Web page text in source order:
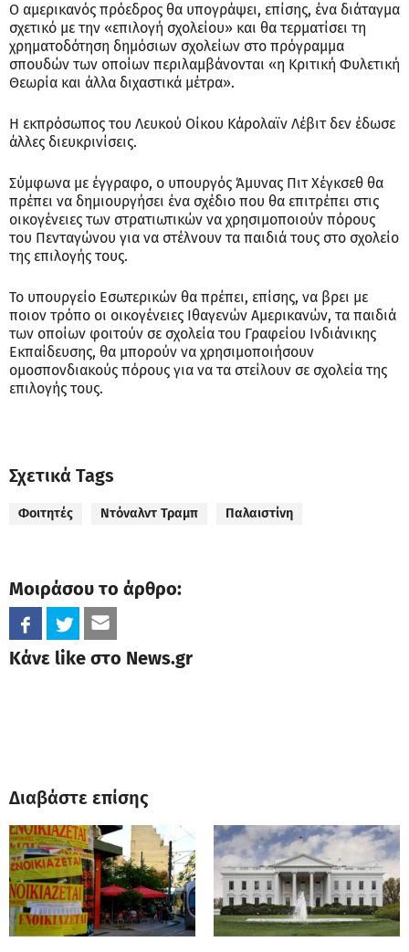
Ο αμερικανός πρόεδρος θα υπογράψει, επίσης, ένα διάταγμα
σχετικό με την «επιλογή σχολείου» και θα τερματίσει τη
χρηματοδότηση δημόσιων σχολείων στο πρόγραμμα
σπουδών των οποίων περιλαμβάνονται «η Κριτική Φυλετική
Θεωρία και άλλα διχαστικά μέτρα».
Η εκπρόσωπος του Λευκού Οίκου Κάρολαϊν Λέβιτ δεν έδωσε
άλλες διευκρινίσεις.
Σύμφωνα με έγγραφο, ο υπουργός Άμυνας Πιτ Χέγκσεθ θα
πρέπει να δημιουργήσει ένα σχέδιο που θα επιτρέπει στις
οικογένειες των στρατιωτικών να χρησιμοποιούν πόρους
του Πενταγώνου για να στέλνουν τα παιδιά τους στο σχολείο
της επιλογής τους.
Το υπουργείο Εσωτερικών θα πρέπει, επίσης, να βρει με
ποιον τρόπο οι οικογένειες Ιθαγενών Αμερικανών, τα παιδιά
των οποίων φοιτούν σε σχολεία του Γραφείου Ινδιάνικης
Εκπαίδευσης, θα μπορούν να χρησιμοποιήσουν
ομοσπονδιακούς πόρους για να τα στείλουν σε σχολεία της
επιλογής τους.
Σχετικά Tags
Φοιτητές Ντόναλντ Τραμπ Παλαιστίνη
Μοιράσου το άρθρο:
Κάνε like στο News.gr
Διαβάστε επίσης